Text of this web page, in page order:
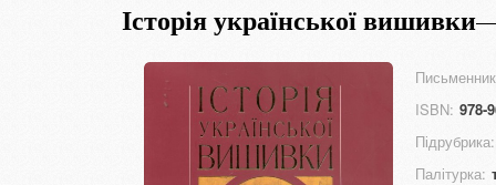
Історія української вишивки
ISBN: 978-
Підрубрика:
Палітурка: